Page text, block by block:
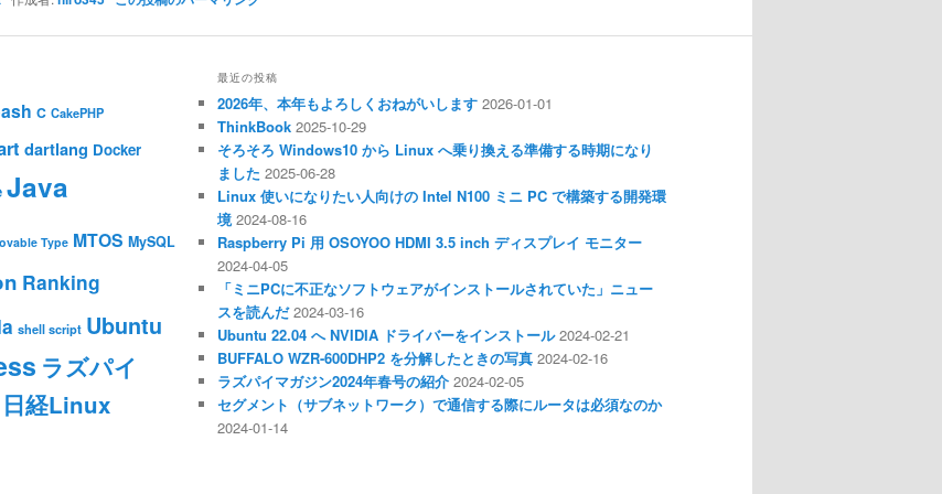
C CakePHP
dartlang Docker
Java
Type MTOS MySQL
Ranking
shell script Ubuntu
ラズパイ
日経Linux
最近の投稿
2026年、本年もよろしくおねがいします 2026-01-01
ThinkBook 2025-10-29
そろそろ Windows10 から Linux へ乗り換える準備する時期になり
ました 2025-06-28
Linux 使いになりたい人向けの Intel N100 ミニ PC で構築する開発環
境 2024-08-16
Raspberry Pi 用 OSOYOO HDMI 3.5 inch ディスプレイ モニター
2024-04-05
「ミニPCに不正なソフトウェアがインストールされていた」ニュー
スを読んだ 2024-03-16
Ubuntu 22.04 へ NVIDIA ドライバーをインストール 2024-02-21
BUFFALO WZR-600DHP2 を分解したときの写真 2024-02-16
ラズパイマガジン2024年春号の紹介 2024-02-05
セグメント（サブネットワーク）で通信する際にルータは必須なのか
2024-01-14